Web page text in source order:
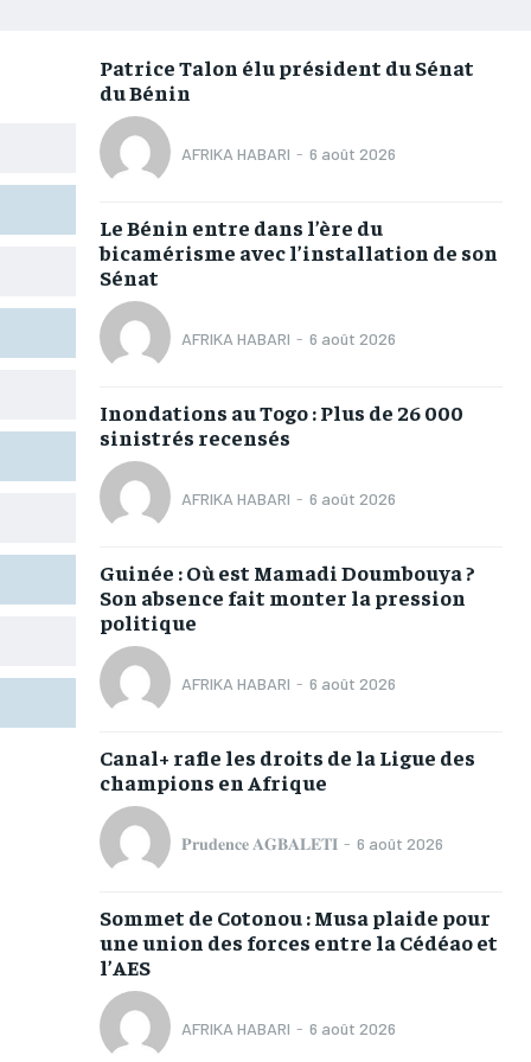
COMMUNIQUÉ
CULTURE
DIVERS
MONDE
OPPORTUNITÉ
PARTENAIRES
IT-ADMIN
TOGOREPORT
L’INTEGRAL
LOMEBOUGEINFO
NOUVELLE D’AFRIQUE
LEDEFENSEURINFO
ACTU LOMÉ
1-MONTH
/ month
to this tier, you are billed
after the first one until you
of the monthly subscription.
1-MONTH
/ month
to this tier, you are billed
after the first one until you
of the monthly subscription.
COMMUNIQUÉ
CULTURE
DIVERS
MONDE
OPPORTUNITÉ
PARTENAIRES
IT-ADMIN
TOGOREPORT
L’INTEGRAL
LOMEBOUGEINFO
NOUVELLE D’AFRIQUE
LEDEFENSEURINFO
ACTU LOMÉ
COMMUNIQUÉ
CULTURE
DIVERS
MONDE
OPPORTUNITÉ
PARTENAIRES
IT-ADMIN
TOGOREPORT
L’INTEGRAL
LOMEBOUGEINFO
NOUVELLE D’AFRIQUE
LEDEFENSEURINFO
ACTU LOMÉ
COMMUNIQUÉ
CULTURE
DIVERS
MONDE
OPPORTUNITÉ
PARTENAIRES
IT-ADMIN
TOGOREPORT
L’INTEGRAL
LOMEBOUGEINFO
NOUVELLE D’AFRIQUE
LEDEFENSEURINFO
ACTU LOMÉ
Patrice Talon élu président du Sénat
du Bénin
AFRIKA HABARI - 6 août 2026
Le Bénin entre dans l’ère du
bicamérisme avec l’installation de son
Sénat
AFRIKA HABARI - 6 août 2026
Inondations au Togo : Plus de 26 000
sinistrés recensés
AFRIKA HABARI - 6 août 2026
Guinée : Où est Mamadi Doumbouya ?
Son absence fait monter la pression
politique
AFRIKA HABARI - 6 août 2026
Canal+ rafle les droits de la Ligue des
champions en Afrique
𝐏𝐫𝐮𝐝𝐞𝐧𝐜𝐞 𝐀𝐆𝐁𝐀𝐋𝐄𝐓𝐈 - 6 août 2026
Sommet de Cotonou : Musa plaide pour
une union des forces entre la Cédéao et
l’AES
AFRIKA HABARI - 6 août 2026